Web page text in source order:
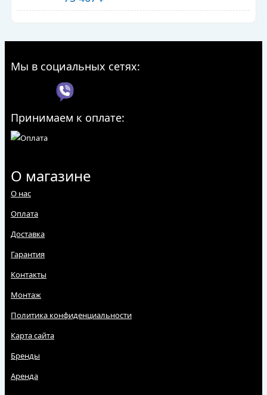
Мы в социальных сетях:
Принимаем к оплате:
О магазине
О нас
Оплата
Доставка
Гарантия
Контакты
Монтаж
Политика конфиденциальности
Карта сайта
Бренды
Аренда